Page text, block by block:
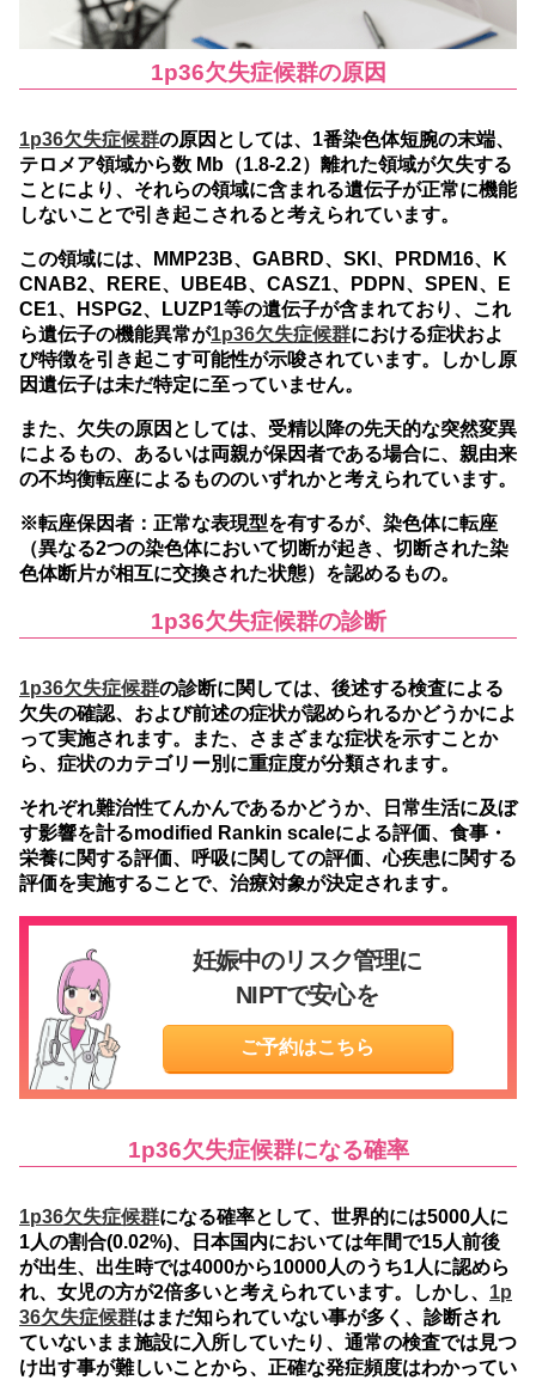
1p36欠失症候群の原因
1p36欠失症候群の原因としては、1番染色体短腕の末端、
テロメア領域から数 Mb（1.8-2.2）離れた領域が欠失する
ことにより、それらの領域に含まれる遺伝子が正常に機能
しないことで引き起こされると考えられています。
この領域には、MMP23B、GABRD、SKI、PRDM16、K
CNAB2、RERE、UBE4B、CASZ1、PDPN、SPEN、E
CE1、HSPG2、LUZP1等の遺伝子が含まれており、これ
ら遺伝子の機能異常が1p36欠失症候群における症状およ
び特徴を引き起こす可能性が示唆されています。しかし原
因遺伝子は未だ特定に至っていません。
また、欠失の原因としては、受精以降の先天的な突然変異
によるもの、あるいは両親が保因者である場合に、親由来
の不均衡転座によるもののいずれかと考えられています。
※転座保因者：正常な表現型を有するが、染色体に転座
（異なる2つの染色体において切断が起き、切断された染
色体断片が相互に交換された状態）を認めるもの。
1p36欠失症候群の診断
1p36欠失症候群の診断に関しては、後述する検査による
欠失の確認、および前述の症状が認められるかどうかによ
って実施されます。また、さまざまな症状を示すことか
ら、症状のカテゴリー別に重症度が分類されます。
それぞれ難治性てんかんであるかどうか、日常生活に及ぼ
す影響を計るmodified Rankin scaleによる評価、食事・
栄養に関する評価、呼吸に関しての評価、心疾患に関する
評価を実施することで、治療対象が決定されます。
妊娠中のリスク管理に
NIPTで安心を
ご予約はこちら
1p36欠失症候群になる確率
1p36欠失症候群になる確率として、世界的には5000人に
1人の割合(0.02%)、日本国内においては年間で15人前後
が出生、出生時では4000から10000人のうち1人に認めら
れ、女児の方が2倍多いと考えられています。しかし、 1p
36欠失症候群はまだ知られていない事が多く、診断され
ていないまま施設に入所していたり、通常の検査では見つ
け出す事が難しいことから、正確な発症頻度はわかってい